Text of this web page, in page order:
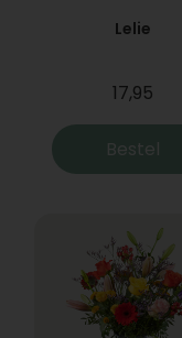
Lelie
17,95
Bestel